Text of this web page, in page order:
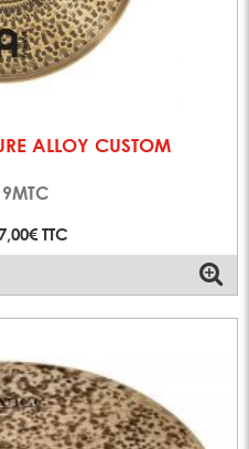
ALLOY CUSTOM
TTC